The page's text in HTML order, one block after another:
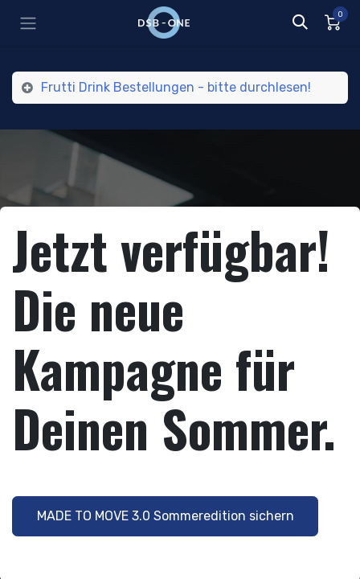
0
Frutti Drink Bestellungen - bitte durchlesen!
Jetzt verfügbar!
Die neue
Kampagne für
Deinen Sommer.
MADE TO MOVE 3.0 Sommeredition sichern